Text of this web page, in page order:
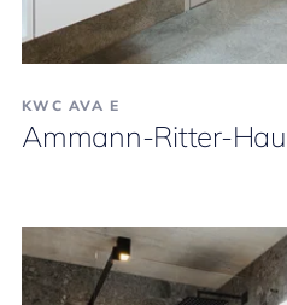
KWC AVA E
Ammann-Ritter-